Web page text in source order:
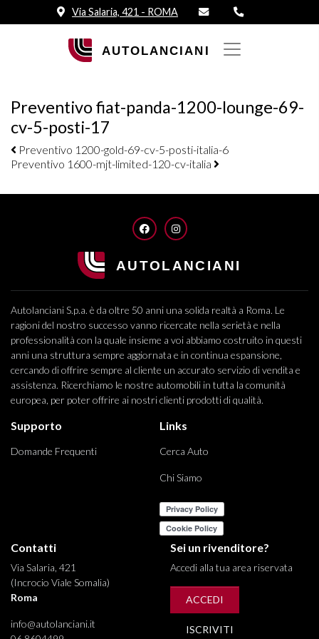
Via Salaria, 421 - ROMA
Preventivo fiat-panda-1200-lounge-69-
cv-5-posti-17
Navigazione elementi
Preventivo 1200-gold-69-cv-5-posti-italia-6
Preventivo 1600-mjt-limited-120-cv-italia
FACEBOOKINSTAGRAM
Autolanciani S.p.a. è da oltre 50 anni una solida realtà a Roma. Le
ragioni del nostro successo vanno ricercate nella serietà e nella
professionalità con la quale insieme a voi abbiamo costruito in questi
anni una struttura sempre aggiornata e in continua espansione,
cercando di offrire sempre al cliente un accurato servizio di vendita e
assistenza. Ricerchiamo le nostre automobili in tutta la comunità
europea, per poter offrire ai nostri clienti prodotti di qualità.
Supporto
Domande Frequenti
Links
Cerca Auto
Chi Siamo
Contatti
Via Salaria, 421
(Incrocio Viale Somalia)
Roma
info@autolanciani.it
Sei un rivenditore?
Accedi alla tua area riservata
ACCEDI
ISCRIVITI